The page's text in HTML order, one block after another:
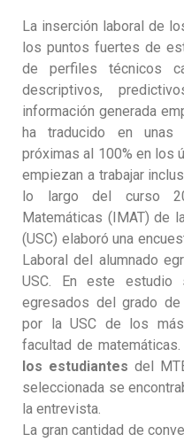
La inserción laboral de
los puntos fuertes de
de perfiles técnicos
descriptivos,
información generada
ha traducido en unas
próximas al 100% en los
empiezan a trabajar
lo largo del curso
Matemáticas (IMAT) de
(USC) elaboró una
Laboral del alumnado
USC. En este estudio
egresados del grado
por la USC de los
facultad de
los estudiantes del
seleccionada se
la entrevista.
La gran cantidad de